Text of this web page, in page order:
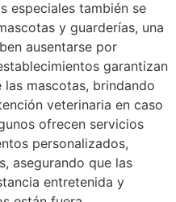
especiales también se
y guarderías, una
ausentarse por
garantizan
mascotas, brindando
veterinaria en caso
ofrecen servicios
personalizados,
asegurando que las
entretenida y